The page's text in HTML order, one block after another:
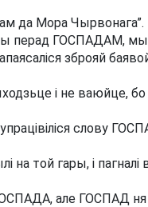
да Мора Чырвонага”.
мы перад ГОСПАДАМ,
зброяй
і не ваюйце,
слову
той гары, і пагналі
ГОСПАДА, але ГОСПАД